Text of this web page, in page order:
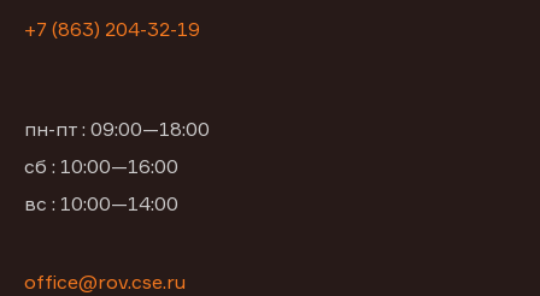
+7 (863) 204-32-19
пн-пт : 09:00—18:00
сб : 10:00—16:00
вс : 10:00—14:00
office@rov.cse.ru